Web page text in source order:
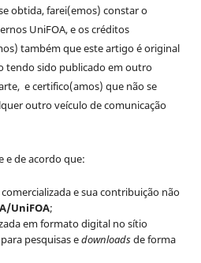
obtida, farei(emos) constar o
UniFOA, e os créditos
também que este artigo é original
tendo sido publicado em outro
e certifico(amos) que não se
outro veículo de comunicação
e de acordo que:
e sua contribuição não
UniFOA;
em formato digital no sítio
pesquisas edownloadsde forma